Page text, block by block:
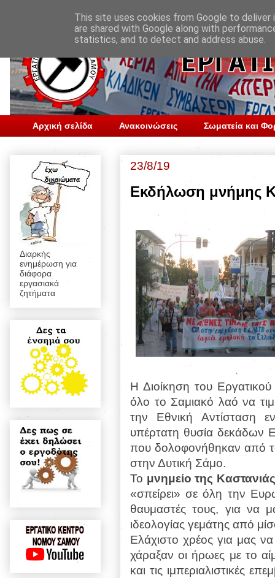
Αρχική σελίδα Ανακοινώσεις Σωματεία και
23/8/19
Εκδήλωση μνήμης
Η Διοίκηση του
όλο το Σαμιακό λαό να
την Εθνική Αντίσταση
υπέρτατη θυσία δεκάδων
που δολοφονήθηκαν από
στην Δυτική Σάμο.
Το μνημείο της
«σπείρει» σε όλη την
θαυμαστές τους, για να
ιδεολογίας γεμάτης από
Ελάχιστο χρέος για μας
χάραξαν οι ήρωες με το
και τις ιμπεριαλιστικές
Διαρκής
ενημέρωση για
διάφορα
εργασιακά
ζητήματα
This site uses cookies from Google to
are shared with Google along with
statistics, and to detect and address abuse.